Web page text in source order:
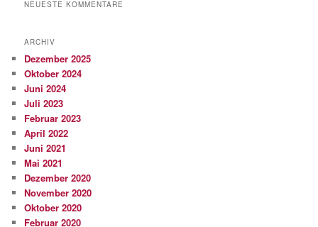
NEUESTE KOMMENTARE
ARCHIV
Dezember 2025
Oktober 2024
Juni 2024
Juli 2023
Februar 2023
April 2022
Juni 2021
Mai 2021
Dezember 2020
November 2020
Oktober 2020
Februar 2020